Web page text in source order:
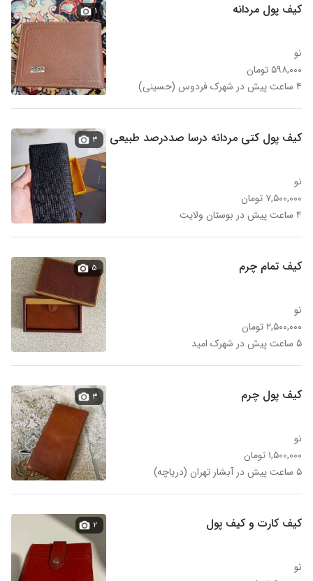
کیف پول مردانه
نو
۵۹۸,۰۰۰ تومان
۴ ساعت پیش در شهرک فردوس (حسینی)
۱
کیف پول کتی مردانه درسا صددرصد طبیعی
نو
۷,۵۰۰,۰۰۰ تومان
۴ ساعت پیش در بوستان ولایت
۳
کیف تمام چرم
نو
۲,۵۰۰,۰۰۰ تومان
۵ ساعت پیش در شهرک امید
۵
کیف پول چرم
نو
۱,۵۰۰,۰۰۰ تومان
۵ ساعت پیش در آبشار تهران (دریاچه)
۳
کیف کارت و کیف پول
نو
۲